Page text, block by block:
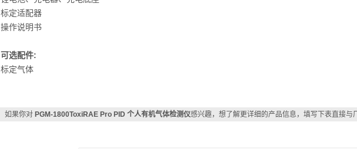
标定适配器
操作说明书
可选配件:
标定气体
如果你对 PGM-1800ToxiRAE Pro PID 个人有机气体检测仪感兴趣，想了解更详细的产品信息，填写下表直接与